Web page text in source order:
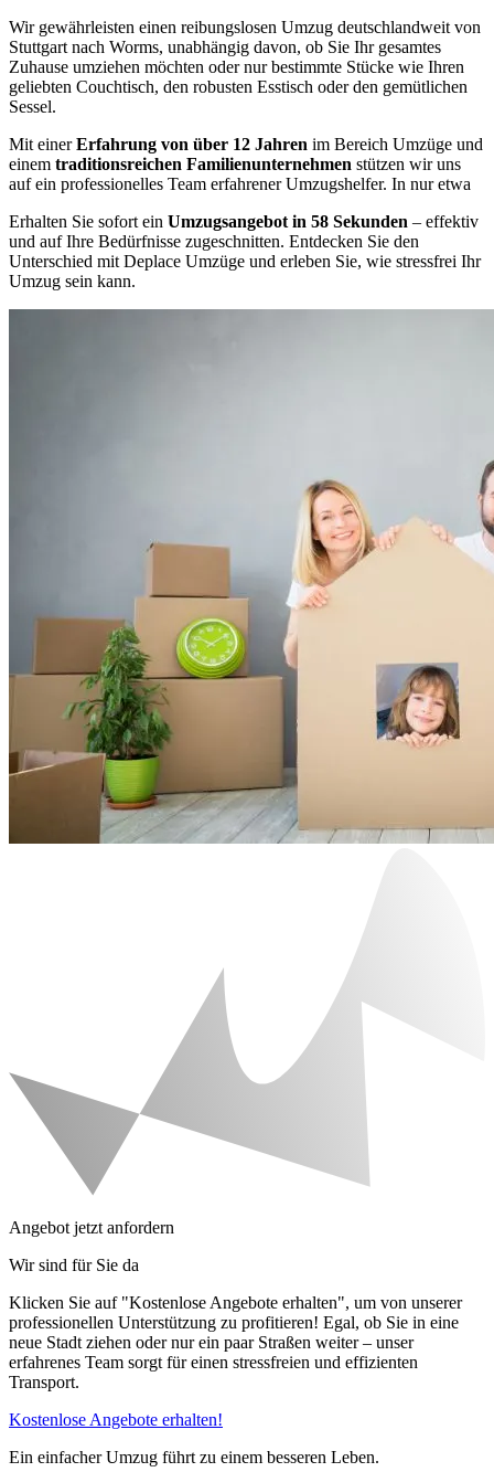
Wir gewährleisten einen reibungslosen Umzug deutschlandweit von
Stuttgart nach Worms, unabhängig davon, ob Sie Ihr gesamtes
Zuhause umziehen möchten oder nur bestimmte Stücke wie Ihren
geliebten Couchtisch, den robusten Esstisch oder den gemütlichen
Sessel.
Mit einerErfahrung von über 12 Jahren im Bereich Umzüge und
einem traditionsreichen Familienunternehmen stützen wir uns
auf ein professionelles Team erfahrener Umzugshelfer. In nur etwa
Erhalten Sie sofort ein Umzugsangebot in 58 Sekunden – effektiv
und auf Ihre Bedürfnisse zugeschnitten. Entdecken Sie den
Unterschied mit Deplace Umzüge und erleben Sie, wie stressfrei Ihr
Umzug sein kann.
Angebot jetzt anfordern
Wir sind für Sie da
Klicken Sie auf "Kostenlose Angebote erhalten", um von unserer
professionellen Unterstützung zu profitieren! Egal, ob Sie in eine
neue Stadt ziehen oder nur ein paar Straßen weiter – unser
erfahrenes Team sorgt für einen stressfreien und effizienten
Transport.
Kostenlose Angebote erhalten!
Ein einfacher Umzug führt zu einem besseren Leben.